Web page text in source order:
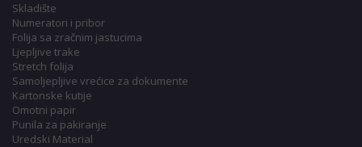
Skladište
Numeratori i pribor
Folija sa zračnim jastucima
Ljepljive trake
Stretch folija
Samoljepljive vrećice za dokumente
Kartonske kutije
Omotni papir
Punila za pakiranje
Uredski Material